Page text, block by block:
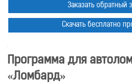
Заказать обратный
Скачать бесплатно
Программа для
«Ломбард»